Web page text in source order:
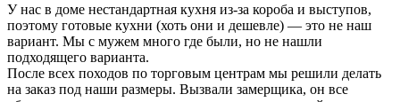
У нас в доме нестандартная кухня из-за короба и выступов,
поэтому готовые кухни (хоть они и дешевле) — это не наш
вариант. Мы с мужем много где были, но не нашли
подходящего варианта.
После всех походов по торговым центрам мы решили делать
на заказ под наши размеры. Вызвали замерщика, он все